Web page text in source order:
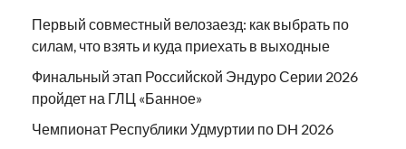
Первый совместный велозаезд: как выбрать по
силам, что взять и куда приехать в выходные
Финальный этап Российской Эндуро Серии 2026
пройдет на ГЛЦ «Банное»
Чемпионат Республики Удмуртии по DH 2026